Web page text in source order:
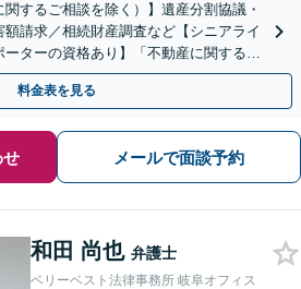
関するご相談を除く）】遺産分割協議・
請求／相続財産調査など【シニアライ
ターの資格あり】「不動産に関する相
夜間相談可（要相談）】
料金表を見る
メールで面談予約
和田 尚也 弁護士
ベリーベスト法律事務所 岐阜オフィス